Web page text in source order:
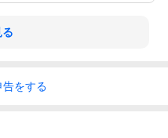
る
告をする